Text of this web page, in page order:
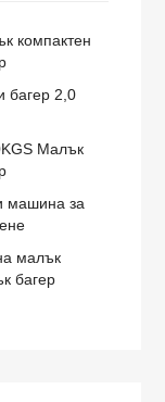
компактен
багер 2,0
Малък
машина за
малък
багер